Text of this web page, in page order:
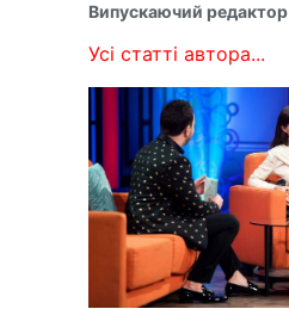
Випускаючий редактор
Усі статті автора...